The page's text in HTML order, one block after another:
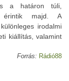
a határon túli,
érintik majd. A
irodalmi
kiállítás, valamint
Forrás: Rádió88